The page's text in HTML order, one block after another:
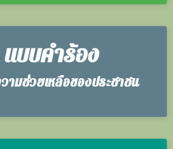
แบบคำร้อง
ามช่วยเหลือของประชาชน